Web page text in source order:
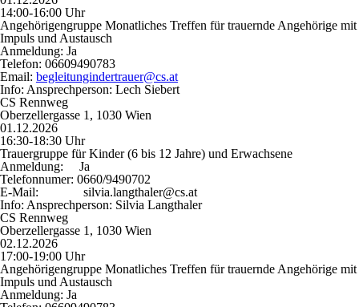
14:00-16:00 Uhr
Angehörigengruppe Monatliches Treffen für trauernde Angehörige mit
Impuls und Austausch
Anmeldung: Ja
Telefon: 06609490783
Email: begleitungindertrauer@cs.at
Info: Ansprechperson: Lech Siebert
CS Rennweg
Oberzellergasse 1, 1030 Wien
01.12.2026
16:30-18:30 Uhr
Trauergruppe für Kinder (6 bis 12 Jahre) und Erwachsene
Anmeldung: Ja
Telefonnumer: 0660/9490702
E-Mail:
silvia.langthaler@cs.at
Info: Ansprechperson: Silvia Langthaler
CS Rennweg
Oberzellergasse 1, 1030 Wien
02.12.2026
17:00-19:00 Uhr
Angehörigengruppe Monatliches Treffen für trauernde Angehörige mit
Impuls und Austausch
Anmeldung: Ja